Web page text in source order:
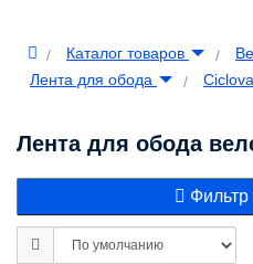
Каталог товаров
Лента для обода
Лента для обода
Фильтр